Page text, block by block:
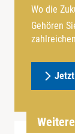
Wo die
Gehören